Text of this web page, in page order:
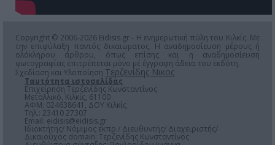
Copyright © 2006-2026 Eidisis.gr - Η ενημερωτική πύλη του Κιλκίς. Με
την επιφύλαξη παντός δικαιώματος. Η αναδημοσίευση μέρους ή
ολόκληρου άρθρου, όπως επίσης και η αναδημοσίευση
φωτογραφίας επιτρέπεται μόνο μέ έγγραφη άδεια του εκδότη.
Σχεδίαση και Υλοποίηση Τερζενίδης Νικος
Ταυτότητα ιστοσελίδας
Επιχείρηση Τερζενίδης Κωνσταντίνος
Μεταλλικό, Κιλκίς, 61100
ΑΦΜ: 024638641, ΔΟΥ Κιλκίς
Τηλ.: 23410 27307
Email: eidisis@eidisis.gr
Ιδιοκτήτης/ Νόμιμος εκπρ./ Διευθυντής/ Διαχειριστής/
Δικαιούχος domain: Τερζενίδης Κωνσταντίνος